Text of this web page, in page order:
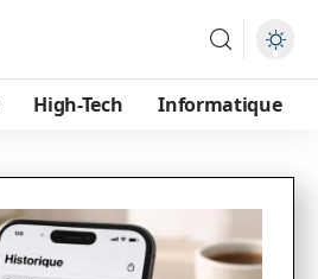
High-Tech Informatique